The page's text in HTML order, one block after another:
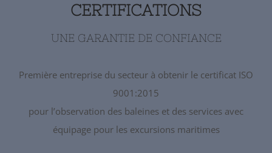
CERTIFICATIONS
UNE GARANTIE DE CONFIANCE
Première entreprise du secteur à obtenir le certificat ISO
9001:2015
pour l’observation des baleines et des services avec
équipage pour les excursions maritimes